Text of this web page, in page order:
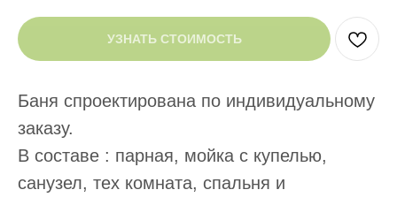
УЗНАТЬ СТОИМОСТЬ
Баня спроектирована по индивидуальному
заказу.
В составе : парная, мойка с купелью,
санузел, тех комната, спальня и